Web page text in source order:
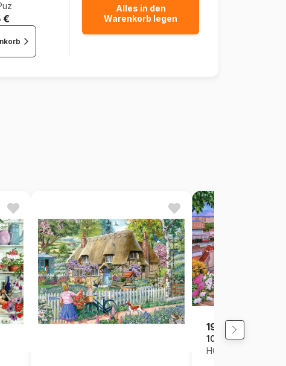
€
Alles in den
Warenkorb legen
199 Stufen
1000 Teile
HOP - House of